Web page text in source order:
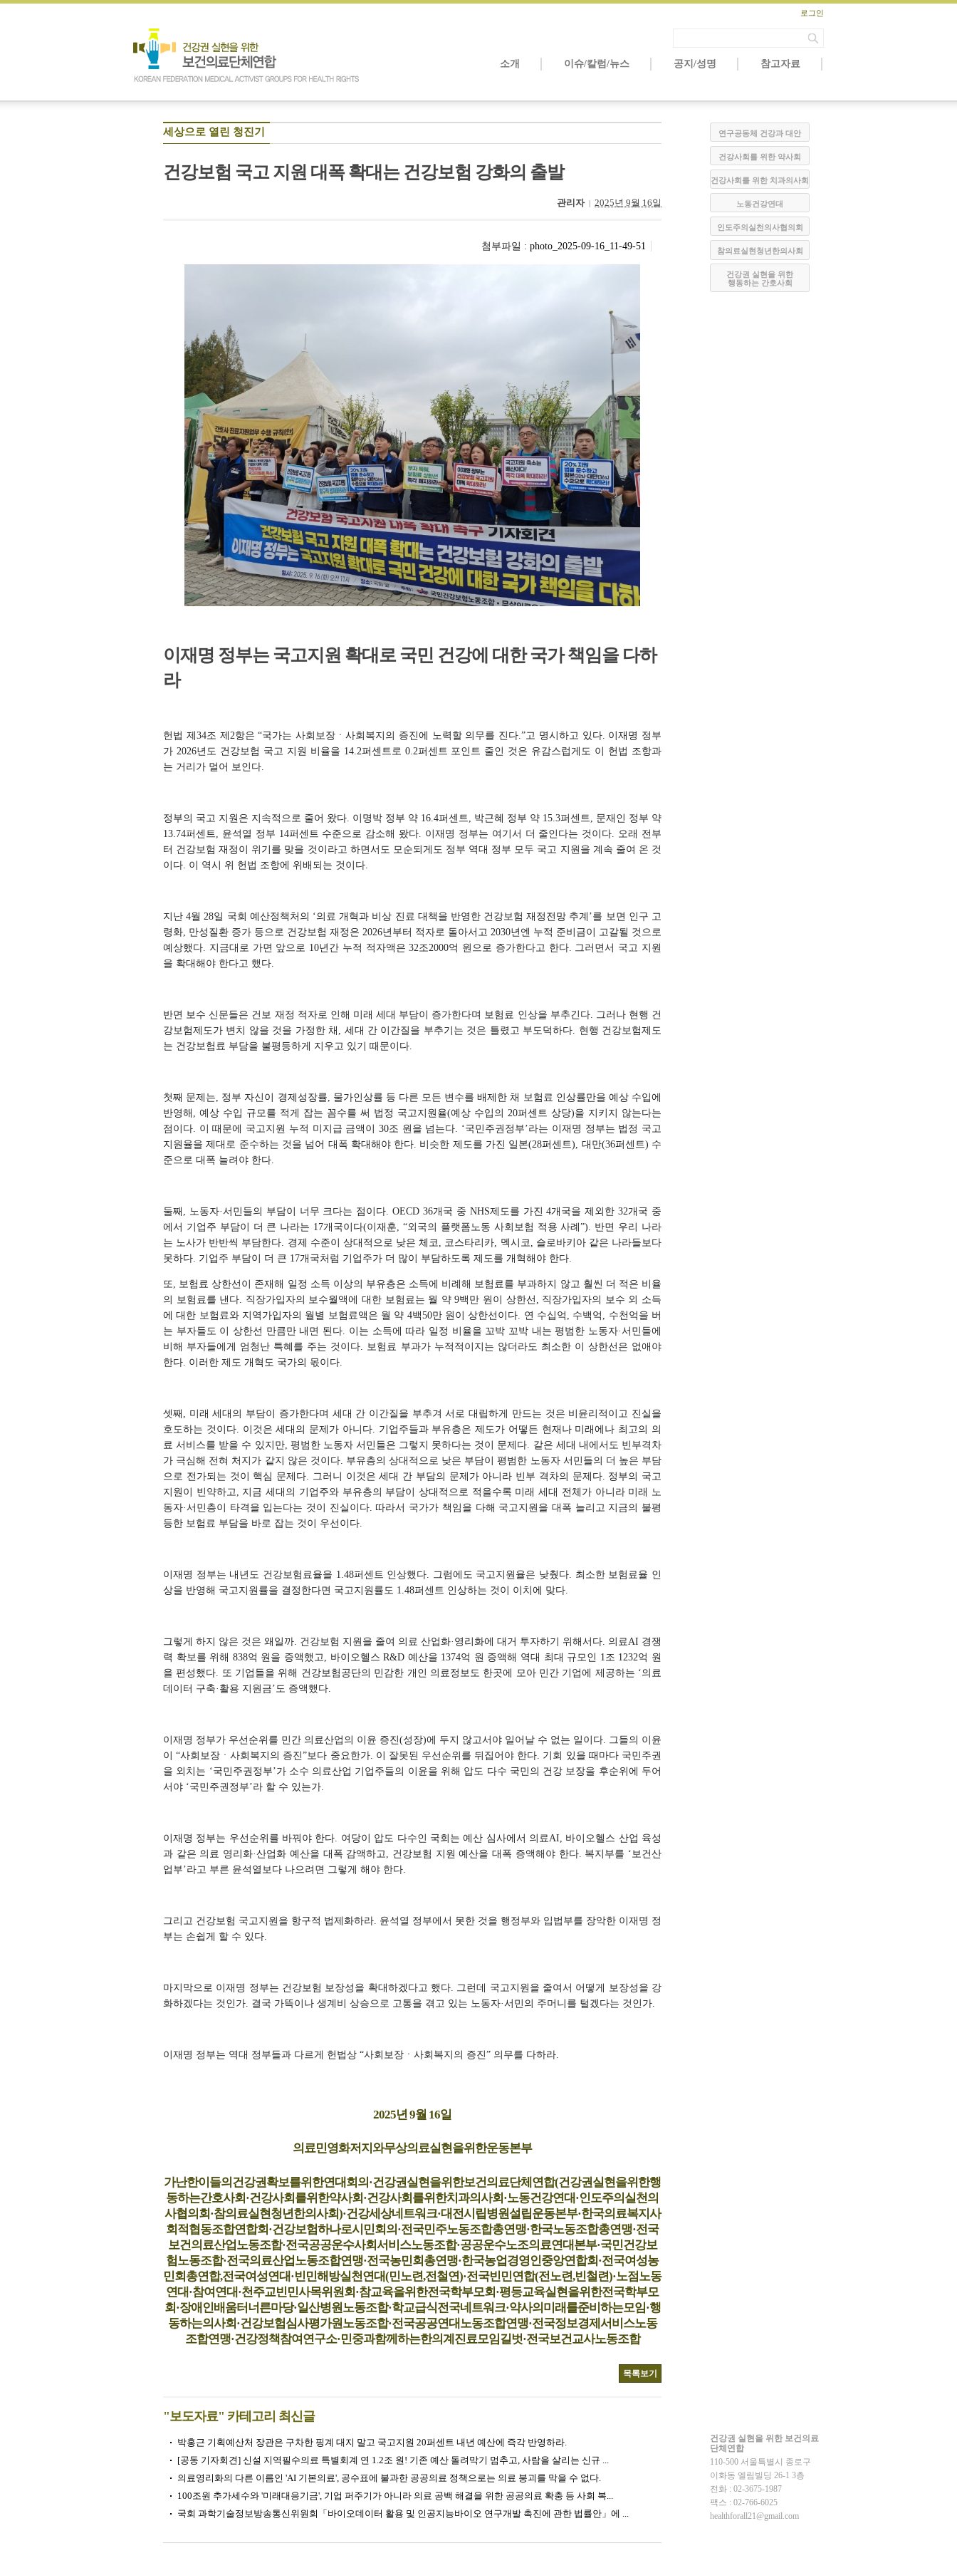
로그인
소개 이슈/칼럼/뉴스 공지/성명 참고자료
세상으로 열린 청진기
건강보험 국고 지원 대폭 확대는 건강보험 강화의 출발
관리자 | 2025년 9월 16일
첨부파일 : photo_2025-09-16_11-49-51
이재명 정부는 국고지원 확대로 국민 건강에 대한 국가 책임을 다하
라
헌법 제34조 제2항은 “국가는 사회보장ㆍ사회복지의 증진에 노력할 의무를 진다.”고 명시하고 있다. 이재명 정부
가 2026년도 건강보험 국고 지원 비율을 14.2퍼센트로 0.2퍼센트 포인트 줄인 것은 유감스럽게도 이 헌법 조항과
는 거리가 멀어 보인다.
정부의 국고 지원은 지속적으로 줄어 왔다. 이명박 정부 약 16.4퍼센트, 박근혜 정부 약 15.3퍼센트, 문재인 정부 약
13.74퍼센트, 윤석열 정부 14퍼센트 수준으로 감소해 왔다. 이재명 정부는 여기서 더 줄인다는 것이다. 오래 전부
터 건강보험 재정이 위기를 맞을 것이라고 하면서도 모순되게도 정부 역대 정부 모두 국고 지원을 계속 줄여 온 것
이다. 이 역시 위 헌법 조항에 위배되는 것이다.
지난 4월 28일 국회 예산정책처의 ‘의료 개혁과 비상 진료 대책을 반영한 건강보험 재정전망 추계’를 보면 인구 고
령화, 만성질환 증가 등으로 건강보험 재정은 2026년부터 적자로 돌아서고 2030년엔 누적 준비금이 고갈될 것으로
예상했다. 지금대로 가면 앞으로 10년간 누적 적자액은 32조2000억 원으로 증가한다고 한다. 그러면서 국고 지원
을 확대해야 한다고 했다.
반면 보수 신문들은 건보 재정 적자로 인해 미래 세대 부담이 증가한다며 보험료 인상을 부추긴다. 그러나 현행 건
강보험제도가 변치 않을 것을 가정한 채, 세대 간 이간질을 부추기는 것은 틀렸고 부도덕하다. 현행 건강보험제도
는 건강보험료 부담을 불평등하게 지우고 있기 때문이다.
첫째 문제는, 정부 자신이 경제성장률, 물가인상률 등 다른 모든 변수를 배제한 채 보험료 인상률만을 예상 수입에
반영해, 예상 수입 규모를 적게 잡는 꼼수를 써 법정 국고지원율(예상 수입의 20퍼센트 상당)을 지키지 않는다는
점이다. 이 때문에 국고지원 누적 미지급 금액이 30조 원을 넘는다. ‘국민주권정부’라는 이재명 정부는 법정 국고
지원율을 제대로 준수하는 것을 넘어 대폭 확대해야 한다. 비슷한 제도를 가진 일본(28퍼센트), 대만(36퍼센트) 수
준으로 대폭 늘려야 한다.
둘째, 노동자·서민들의 부담이 너무 크다는 점이다. OECD 36개국 중 NHS제도를 가진 4개국을 제외한 32개국 중
에서 기업주 부담이 더 큰 나라는 17개국이다(이재훈, “외국의 플랫폼노동 사회보험 적용 사례”). 반면 우리 나라
는 노사가 반반씩 부담한다. 경제 수준이 상대적으로 낮은 체코, 코스타리카, 멕시코, 슬로바키아 같은 나라들보다
못하다. 기업주 부담이 더 큰 17개국처럼 기업주가 더 많이 부담하도록 제도를 개혁해야 한다.
또, 보험료 상한선이 존재해 일정 소득 이상의 부유층은 소득에 비례해 보험료를 부과하지 않고 훨씬 더 적은 비율
의 보험료를 낸다. 직장가입자의 보수월액에 대한 보험료는 월 약 9백만 원이 상한선, 직장가입자의 보수 외 소득
에 대한 보험료와 지역가입자의 월별 보험료액은 월 약 4백50만 원이 상한선이다. 연 수십억, 수백억, 수천억을 버
는 부자들도 이 상한선 만큼만 내면 된다. 이는 소득에 따라 일정 비율을 꼬박 꼬박 내는 평범한 노동자·서민들에
비해 부자들에게 엄청난 특혜를 주는 것이다. 보험료 부과가 누적적이지는 않더라도 최소한 이 상한선은 없애야
한다. 이러한 제도 개혁도 국가의 몫이다.
셋째, 미래 세대의 부담이 증가한다며 세대 간 이간질을 부추겨 서로 대립하게 만드는 것은 비윤리적이고 진실을
호도하는 것이다. 이것은 세대의 문제가 아니다. 기업주들과 부유층은 제도가 어떻든 현재나 미래에나 최고의 의
료 서비스를 받을 수 있지만, 평범한 노동자 서민들은 그렇지 못하다는 것이 문제다. 같은 세대 내에서도 빈부격차
가 극심해 전혀 처지가 같지 않은 것이다. 부유층의 상대적으로 낮은 부담이 평범한 노동자 서민들의 더 높은 부담
으로 전가되는 것이 핵심 문제다. 그러니 이것은 세대 간 부담의 문제가 아니라 빈부 격차의 문제다. 정부의 국고
지원이 빈약하고, 지금 세대의 기업주와 부유층의 부담이 상대적으로 적을수록 미래 세대 전체가 아니라 미래 노
동자·서민층이 타격을 입는다는 것이 진실이다. 따라서 국가가 책임을 다해 국고지원을 대폭 늘리고 지금의 불평
등한 보험료 부담을 바로 잡는 것이 우선이다.
이재명 정부는 내년도 건강보험료율을 1.48퍼센트 인상했다. 그럼에도 국고지원율은 낮췄다. 최소한 보험료율 인
상을 반영해 국고지원률을 결정한다면 국고지원률도 1.48퍼센트 인상하는 것이 이치에 맞다.
그렇게 하지 않은 것은 왜일까. 건강보험 지원을 줄여 의료 산업화·영리화에 대거 투자하기 위해서다. 의료AI 경쟁
력 확보를 위해 838억 원을 증액했고, 바이오헬스 R&D 예산을 1374억 원 증액해 역대 최대 규모인 1조 1232억 원
을 편성했다. 또 기업들을 위해 건강보험공단의 민감한 개인 의료정보도 한곳에 모아 민간 기업에 제공하는 ‘의료
데이터 구축·활용 지원금’도 증액했다.
이재명 정부가 우선순위를 민간 의료산업의 이윤 증진(성장)에 두지 않고서야 일어날 수 없는 일이다. 그들의 이윤
이 “사회보장ㆍ사회복지의 증진”보다 중요한가. 이 잘못된 우선순위를 뒤집어야 한다. 기회 있을 때마다 국민주권
을 외치는 ‘국민주권정부’가 소수 의료산업 기업주들의 이윤을 위해 압도 다수 국민의 건강 보장을 후순위에 두어
서야 ‘국민주권정부’라 할 수 있는가.
이재명 정부는 우선순위를 바꿔야 한다. 여당이 압도 다수인 국회는 예산 심사에서 의료AI, 바이오헬스 산업 육성
과 같은 의료 영리화·산업화 예산을 대폭 감액하고, 건강보험 지원 예산을 대폭 증액해야 한다. 복지부를 ‘보건산
업부’라고 부른 윤석열보다 나으려면 그렇게 해야 한다.
그리고 건강보험 국고지원을 항구적 법제화하라. 윤석열 정부에서 못한 것을 행정부와 입법부를 장악한 이재명 정
부는 손쉽게 할 수 있다.
마지막으로 이재명 정부는 건강보험 보장성을 확대하겠다고 했다. 그런데 국고지원을 줄여서 어떻게 보장성을 강
화하겠다는 것인가. 결국 가뜩이나 생계비 상승으로 고통을 겪고 있는 노동자·서민의 주머니를 털겠다는 것인가.
이재명 정부는 역대 정부들과 다르게 헌법상 “사회보장ㆍ사회복지의 증진” 의무를 다하라.
2025년 9월 16일
의료민영화저지와무상의료실현을위한운동본부
가난한이들의건강권확보를위한연대회의·건강권실현을위한보건의료단체연합(건강권실현을위한행
동하는간호사회·건강사회를위한약사회·건강사회를위한치과의사회·노동건강연대·인도주의실천의
사협의회·참의료실현청년한의사회)·건강세상네트워크·대전시립병원설립운동본부·한국의료복지사
회적협동조합연합회·건강보험하나로시민회의·전국민주노동조합총연맹·한국노동조합총연맹·전국
보건의료산업노동조합·전국공공운수사회서비스노동조합·공공운수노조의료연대본부·국민건강보
험노동조합·전국의료산업노동조합연맹·전국농민회총연맹·한국농업경영인중앙연합회·전국여성농
민회총연합,전국여성연대·빈민해방실천연대(민노련,전철연)·전국빈민연합(전노련,빈철련)·노점노동
연대·참여연대·천주교빈민사목위원회·참교육을위한전국학부모회·평등교육실현을위한전국학부모
회·장애인배움터너른마당·일산병원노동조합·학교급식전국네트워크·약사의미래를준비하는모임·행
동하는의사회·건강보험심사평가원노동조합·전국공공연대노동조합연맹·전국정보경제서비스노동
조합연맹·건강정책참여연구소·민중과함께하는한의계진료모임길벗·전국보건교사노동조합
목록보기
"보도자료" 카테고리 최신글
박홍근 기획예산처 장관은 구차한 핑계 대지 말고 국고지원 20퍼센트 내년 예산에 즉각 반영하라.
[공동 기자회견] 신설 지역필수의료 특별회계 연 1.2조 원! 기존 예산 돌려막기 멈추고, 사람을 살리는 신규 ...
의료영리화의 다른 이름인 'AI 기본의료', 공수표에 불과한 공공의료 정책으로는 의료 붕괴를 막을 수 없다.
100조원 추가세수와 '미래대응기금', 기업 퍼주기가 아니라 의료 공백 해결을 위한 공공의료 확충 등 사회 복...
국회 과학기술정보방송통신위원회「바이오데이터 활용 및 인공지능바이오 연구개발 촉진에 관한 법률안」에 ...
연구공동체 건강과 대안
건강사회를 위한 약사회
건강사회를 위한 치과의사회
노동건강연대
인도주의실천의사협의회
참의료실현청년한의사회
건강권 실현을 위한
행동하는 간호사회
건강권 실현을 위한 보건의료
단체연합
110-500 서울특별시 종로구
이화동 엘림빌딩 26-1 3층
전화 : 02-3675-1987
팩스 : 02-766-6025
healthforall21@gmail.com